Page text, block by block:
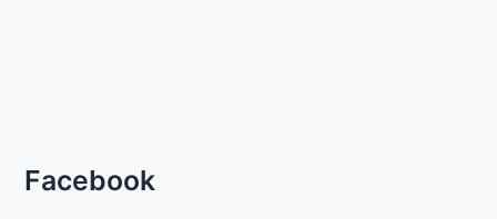
Facebook